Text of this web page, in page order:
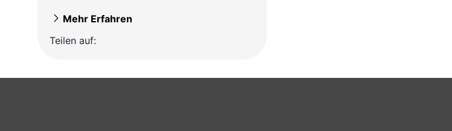
Mieter selbst getragen werden müssen.
Mehr Erfahren
Teilen auf: